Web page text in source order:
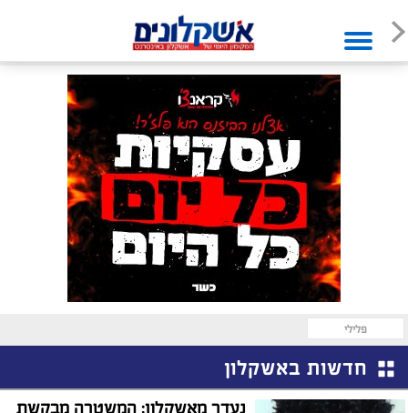
פלילי
חדשות באשקלון
נעדר מאשקלון: המשטרה מבקשת